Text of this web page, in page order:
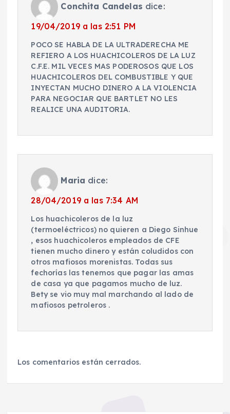
Conchita Candelas dice:
19/04/2019 a las 2:51 PM
POCO SE HABLA DE LA ULTRADERECHA ME
REFIERO A LOS HUACHICOLEROS DE LA LUZ
C.F.E. MIL VECES MAS PODEROSOS QUE LOS
HUACHICOLEROS DEL COMBUSTIBLE Y QUE
INYECTAN MUCHO DINERO A LA VIOLENCIA
PARA NEGOCIAR QUE BARTLET NO LES
REALICE UNA AUDITORIA.
Maria dice:
28/04/2019 a las 7:34 AM
Los huachicoleros de la luz
(termoeléctricos) no quieren a Diego Sinhue
, esos huachicoleros empleados de CFE
tienen mucho dinero y están coludidos con
otros mafiosos morenistas. Todas sus
fechorías las tenemos que pagar las amas
de casa ya que pagamos mucho de luz.
Bety se vio muy mal marchando al lado de
mafiosos petroleros .
Los comentarios están cerrados.